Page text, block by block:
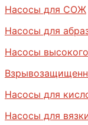
Насосы для СОЖ
Насосы для
Насосы
Насосы для
Насосы для